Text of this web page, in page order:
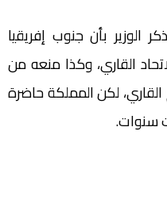
الوزير بأن جنوب إفريقيا
القاري، وكذا منعه من
لكن المملكة حاضرة
سنوات.